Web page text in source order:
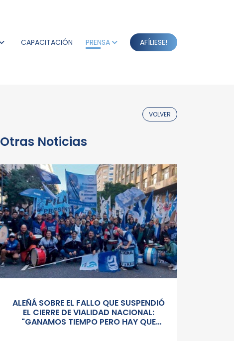
CAPACITACIÓN PRENSA AFÍLIESE!
VOLVER
Otras Noticias
ALEÑÁ SOBRE EL FALLO QUE SUSPENDIÓ
EL CIERRE DE VIALIDAD NACIONAL:
"GANAMOS TIEMPO PERO HAY QUE